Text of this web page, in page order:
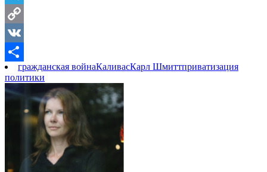
Telegram
Copy
Link
VK
Отправить
гражданская войнаКаливасКарл Шмиттприватизация
политики